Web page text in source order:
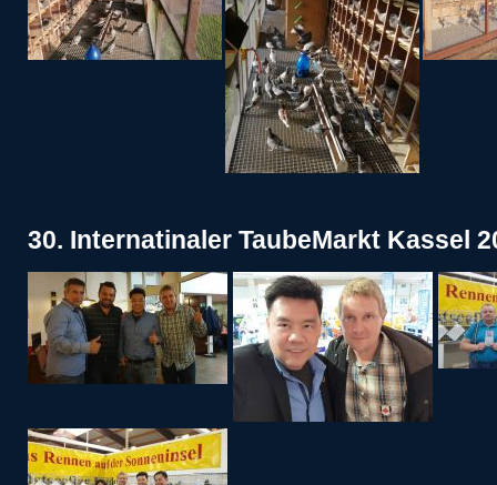
30. Internatinaler TaubeMarkt Kassel